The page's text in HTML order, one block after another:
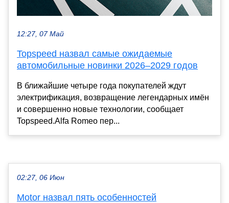
12:27, 07 Май
Topspeed назвал самые ожидаемые
автомобильные новинки 2026–2029 годов
В ближайшие четыре года покупателей ждут
электрификация, возвращение легендарных имён
и совершенно новые технологии, сообщает
Topspeed.Alfa Romeo пер...
02:27, 06 Июн
Motor назвал пять особенностей